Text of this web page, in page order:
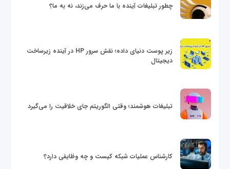
چطور تبلیغات آینده با ما حرف می‌زند، نه به ما؟
زیر پوست دنیای داده؛ نقش سرور HP در آینده زیرساخت
دیجیتال
تبلیغات هوشمند؛ وقتی الگوریتم جای خلاقیت را می‌گیرد
کارشناس عملیات شبکه کیست و چه وظایفی دارد؟